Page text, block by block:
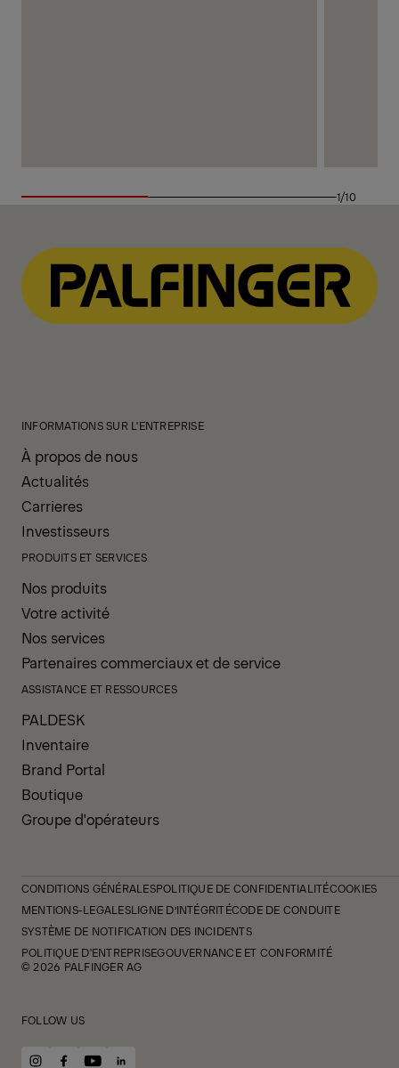
1/10
INFORMATIONS SUR L'ENTREPRISE
À propos de nous
Actualités
Carrieres
Investisseurs
PRODUITS ET SERVICES
Nos produits
Votre activité
Nos services
Partenaires commerciaux et de service
ASSISTANCE ET RESSOURCES
PALDESK
Inventaire
Brand Portal
Boutique
Groupe d'opérateurs
CONDITIONS GÉNÉRALESPOLITIQUE DE CONFIDENTIALITÉCOOKIES
MENTIONS-LEGALESLIGNE D’INTÉGRITÉCODE DE CONDUITE
SYSTÈME DE NOTIFICATION DES INCIDENTS
POLITIQUE D'ENTREPRISEGOUVERNANCE ET CONFORMITÉ
© 2026 PALFINGER AG
FOLLOW US